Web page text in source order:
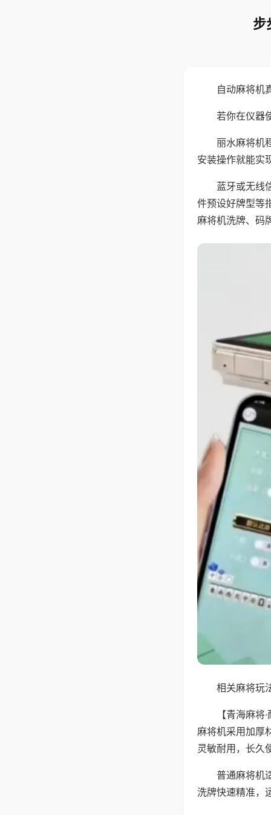
步
自动麻将机
若你在仪器
丽水麻将机
安装操作就能实
蓝牙或无线
件预设好牌型等
麻将机洗牌、码
相关麻将玩
【青海麻
麻将机采用加厚
灵敏耐用，长久
普通麻将机
洗牌快速精准，